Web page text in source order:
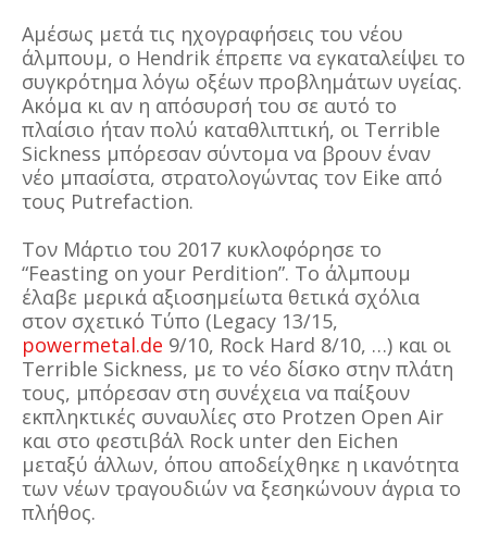
Αμέσως μετά τις ηχογραφήσεις του νέου
άλμπουμ, ο Hendrik έπρεπε να εγκαταλείψει το
συγκρότημα λόγω οξέων προβλημάτων υγείας.
Ακόμα κι αν η απόσυρσή του σε αυτό το
πλαίσιο ήταν πολύ καταθλιπτική, οι Terrible
Sickness μπόρεσαν σύντομα να βρουν έναν
νέο μπασίστα, στρατολογώντας τον Eike από
τους Putrefaction.
Τον Μάρτιο του 2017 κυκλοφόρησε το
“Feasting on your Perdition”. Το άλμπουμ
έλαβε μερικά αξιοσημείωτα θετικά σχόλια
στον σχετικό Τύπο (Legacy 13/15,
powermetal.de 9/10, Rock Hard 8/10, …) και οι
Terrible Sickness, με το νέο δίσκο στην πλάτη
τους, μπόρεσαν στη συνέχεια να παίξουν
εκπληκτικές συναυλίες στο Protzen Open Air
και στο φεστιβάλ Rock unter den Eichen
μεταξύ άλλων, όπου αποδείχθηκε η ικανότητα
των νέων τραγουδιών να ξεσηκώνουν άγρια το
πλήθος.